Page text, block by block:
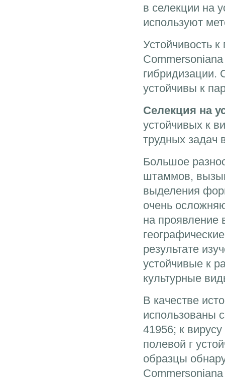
в селекции на
используют
Устойчивость
устойчивы к
Селекция на
устойчивых к
трудных задач
Большое
штаммов,
выделения
очень
на проявление
результате
устойчивые к
культурные
В качестве
использованы
41956; к
полевой г
образцы